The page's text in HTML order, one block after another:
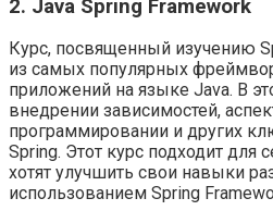
2. Java Spring Framework
Курс, посвященный изучению
из самых популярных
приложений на языке Java. В
внедрении зависимостей,
программировании и других
Spring. Этот курс подходит для
хотят улучшить свои навыки
использованием Spring